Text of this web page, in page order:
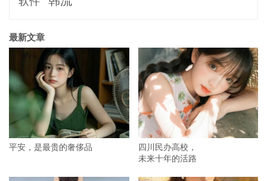
最新文章
平安，是最贵的奢侈品
四川民办高校，
未来十年的活路